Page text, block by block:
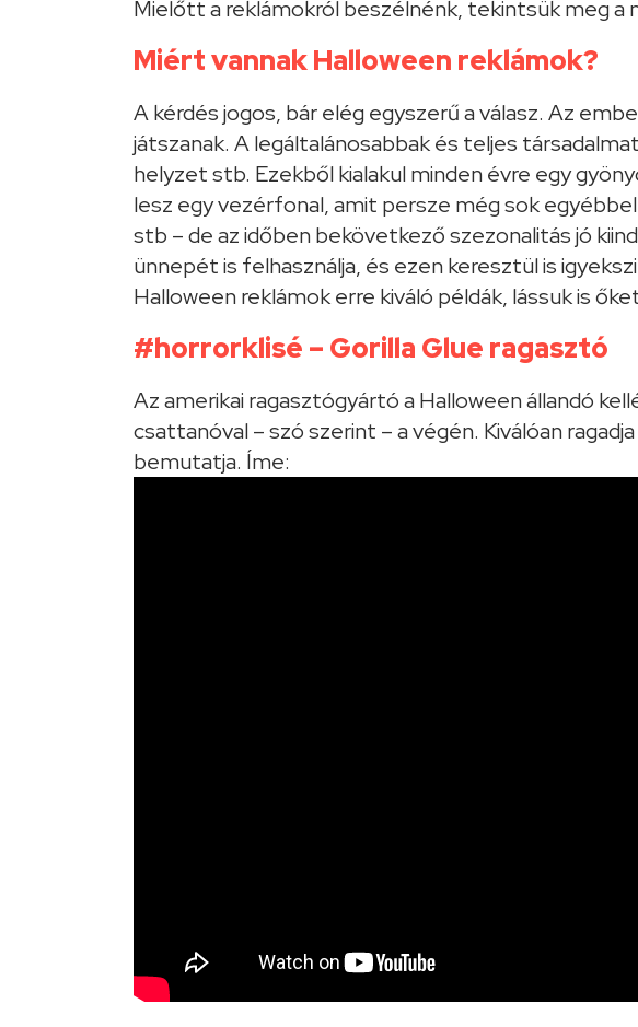
Mielőtt a reklámokról beszélnénk, tekintsük meg a
Miért vannak Halloween reklámok?
A kérdés jogos, bár elég egyszerű a válasz. Az
játszanak. A legáltalánosabbak és teljes
helyzet stb. Ezekből kialakul minden évre egy
lesz egy vezérfonal, amit persze még sok
stb – de az időben bekövetkező szezonalitás jó
ünnepét is felhasználja, és ezen keresztül is
Halloween reklámok erre kiváló példák, lássuk is
#horrorklisé – Gorilla Glue ragasztó
Az amerikai ragasztógyártó a Halloween állandó
csattanóval – szó szerint – a végén. Kiválóan
bemutatja. Íme: